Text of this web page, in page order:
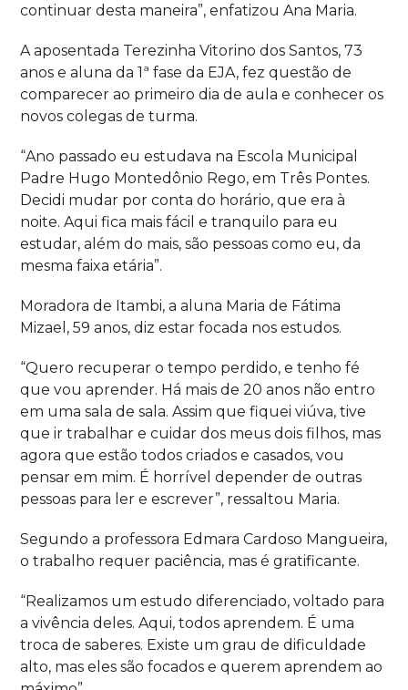
continuar desta maneira”, enfatizou Ana Maria.
A aposentada Terezinha Vitorino dos Santos, 73
anos e aluna da 1ª fase da EJA, fez questão de
comparecer ao primeiro dia de aula e conhecer os
novos colegas de turma.
“Ano passado eu estudava na Escola Municipal
Padre Hugo Montedônio Rego, em Três Pontes.
Decidi mudar por conta do horário, que era à
noite.Aqui fica mais fácil e tranquilo para eu
estudar, além do mais, são pessoas como eu, da
mesma faixa etária”.
Moradora de Itambi, a aluna Maria de Fátima
Mizael, 59 anos, diz estar focada nos estudos.
“Quero recuperar o tempo perdido, e tenho fé
que vou aprender. Há mais de 20 anos não entro
em uma sala de sala.Assim que fiquei viúva, tive
que ir trabalhar e cuidar dos meus dois filhos, mas
agora que estão todos criados e casados, vou
pensar em mim. É horrível depender de outras
pessoas para ler e escrever”, ressaltou Maria.
Segundo a professora Edmara Cardoso Mangueira,
o trabalho requer paciência, mas é gratificante.
“Realizamos um estudo diferenciado, voltado para
a vivência deles. Aqui,todos aprendem. É uma
troca de saberes. Existe um grau de dificuldade
alto, mas eles são focados e querem aprendem ao